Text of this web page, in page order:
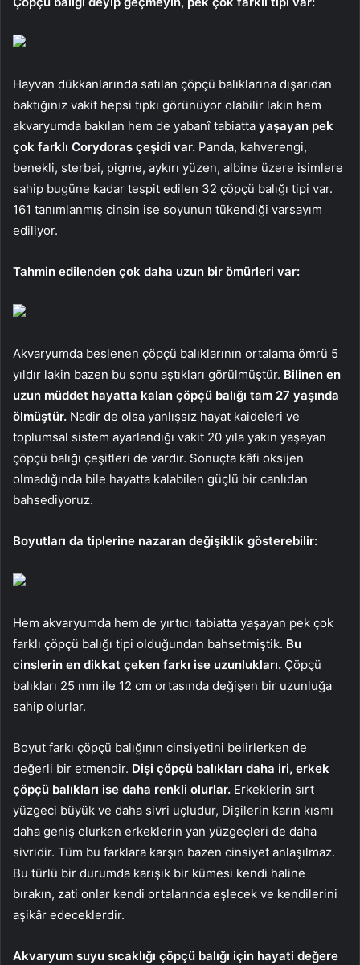
Hayvan dükkanlarında satılan çöpçü balıklarına dışarıdan
baktığınız vakit hepsi tıpkı görünüyor olabilir lakin hem
akvaryumda bakılan hem de yabanî tabiatta yaşayan pek
çok farklı Corydoras çeşidi var. Panda, kahverengi,
benekli, sterbai, pigme, aykırı yüzen, albine üzere isimlere
sahip bugüne kadar tespit edilen 32 çöpçü balığı tipi var.
161 tanımlanmış cinsin ise soyunun tükendiği varsayım
ediliyor.
Tahmin edilenden çok daha uzun bir ömürleri var:
Akvaryumda beslenen çöpçü balıklarının ortalama ömrü 5
yıldır lakin bazen bu sonu aştıkları görülmüştür. Bilinen en
uzun müddet hayatta kalan çöpçü balığı tam 27 yaşında
ölmüştür. Nadir de olsa yanlışsız hayat kaideleri ve
toplumsal sistem ayarlandığı vakit 20 yıla yakın yaşayan
çöpçü balığı çeşitleri de vardır. Sonuçta kâfi oksijen
olmadığında bile hayatta kalabilen güçlü bir canlıdan
bahsediyoruz.
Boyutları da tiplerine nazaran değişiklik gösterebilir:
Hem akvaryumda hem de yırtıcı tabiatta yaşayan pek çok
farklı çöpçü balığı tipi olduğundan bahsetmiştik. Bu
cinslerin en dikkat çeken farkı ise uzunlukları. Çöpçü
balıkları 25 mm ile 12 cm ortasında değişen bir uzunluğa
sahip olurlar.
Boyut farkı çöpçü balığının cinsiyetini belirlerken de
değerli bir etmendir. Dişi çöpçü balıkları daha iri, erkek
çöpçü balıkları ise daha renkli olurlar. Erkeklerin sırt
yüzgeci büyük ve daha sivri uçludur, Dişilerin karın kısmı
daha geniş olurken erkeklerin yan yüzgeçleri de daha
sivridir. Tüm bu farklara karşın bazen cinsiyet anlaşılmaz.
Bu türlü bir durumda karışık bir kümesi kendi haline
bırakın, zati onlar kendi ortalarında eşlecek ve kendilerini
aşikâr edeceklerdir.
Akvaryum suyu sıcaklığı çöpçü balığı için hayati değere